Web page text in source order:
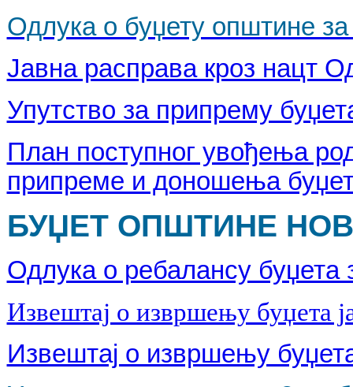
Одлука о буџету општине за
Јавна расправа кроз нацт
Упутство за припрему
План поступног увођења
припреме и доношења
БУЏЕТ ОПШТИНЕ
Одлука о ребалансу буџета
Извештај о извршењу буџета
Извештај о извршењу